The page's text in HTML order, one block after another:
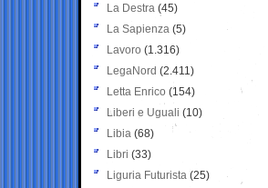
La Destra (45)
La Sapienza (5)
Lavoro (1.316)
LegaNord (2.411)
Letta Enrico (154)
Liberi e Uguali (10)
Libia (68)
Libri (33)
Liguria Futurista (25)